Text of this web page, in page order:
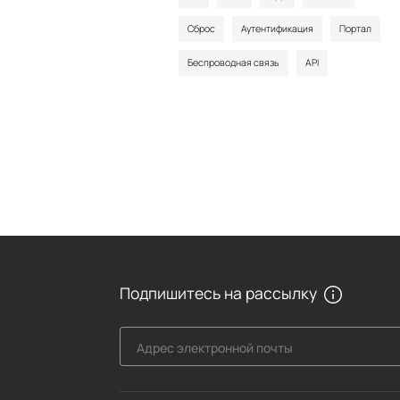
Сброс Аутентификация Портал
Беспроводная связь API
Подпишитесь на рассылку
Адрес электронной почты